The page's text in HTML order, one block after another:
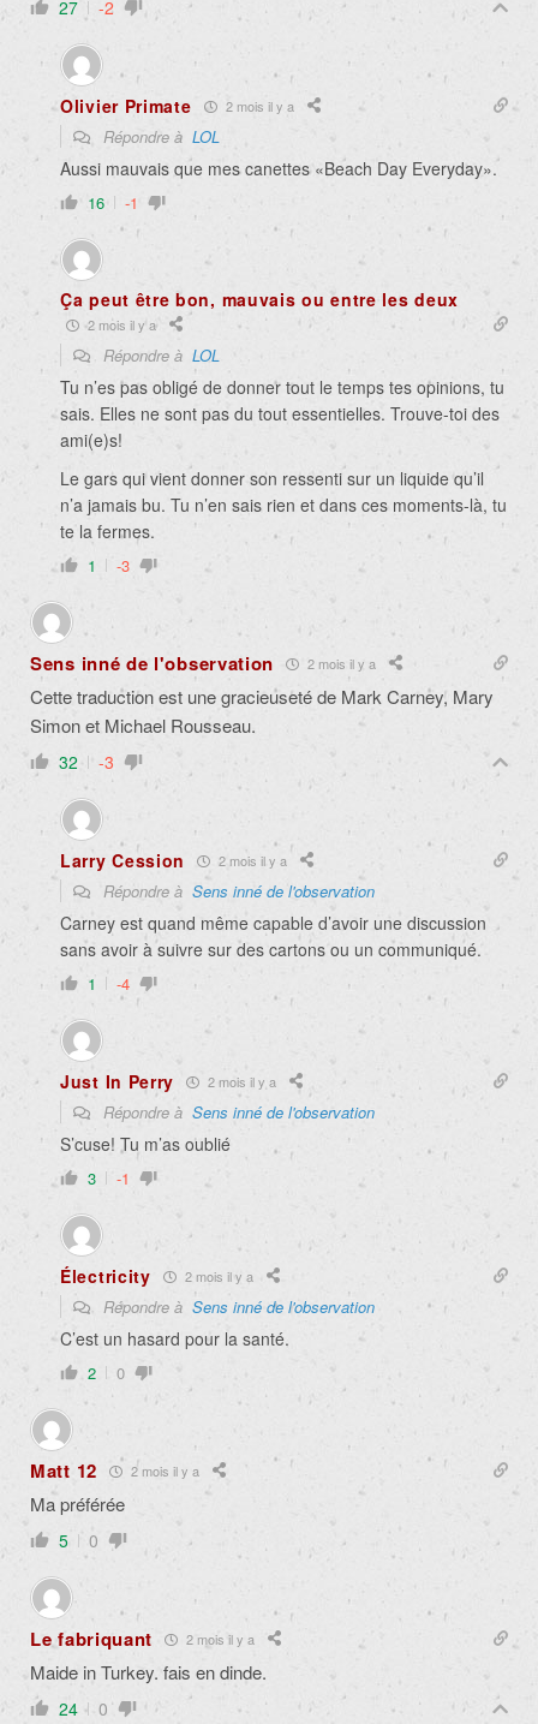
27 -2
Olivier Primate 2 mois il y a
Répondre à LOL
Aussi mauvais que mes canettes «Beach Day Everyday».
16 -1
Ça peut être bon, mauvais ou entre les deux
2 mois il y a
Répondre à LOL
Tu n’es pas obligé de donner tout le temps tes opinions, tu
sais. Elles ne sont pas du tout essentielles. Trouve-toi des
ami(e)s!
Le gars qui vient donner son ressenti sur un liquide qu’il
n’a jamais bu. Tu n’en sais rien et dans ces moments-là, tu
te la fermes.
1 -3
Sens inné de l'observation 2 mois il y a
Cette traduction est une gracieuseté de Mark Carney, Mary
Simon et Michael Rousseau.
32 -3
Larry Cession 2 mois il y a
Répondre à Sens inné de l'observation
Carney est quand même capable d’avoir une discussion
sans avoir à suivre sur des cartons ou un communiqué.
1 -4
Just In Perry 2 mois il y a
Répondre à Sens inné de l'observation
S’cuse! Tu m’as oublié
3 -1
Électricity 2 mois il y a
Répondre à Sens inné de l'observation
C’est un hasard pour la santé.
2 0
Matt 12 2 mois il y a
Ma préférée
5 0
Le fabriquant 2 mois il y a
Maide in Turkey. fais en dinde.
24 0